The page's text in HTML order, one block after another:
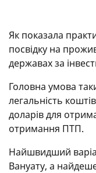
Як показала
посвідку на
державах за
Головна умова
легальність
доларів для
отримання ПТП.
Найшвидший
Вануату, а